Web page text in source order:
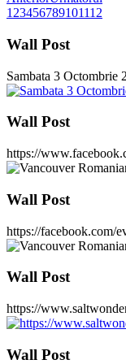
1 23456789101112
Wall Post
Sambata 3 Octombrie
Wall Post
https://
Wall Post
https://facebook.com/
Wall Post
https://
Wall Post